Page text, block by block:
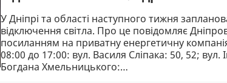
У Дніпрі та області наступного тижня
відключення світла. Про це повідомляє
посиланням на приватну енергетичну
08:00 до 17:00: вул. Василя Сліпака: 50, 52;
Богдана Хмельницького:…